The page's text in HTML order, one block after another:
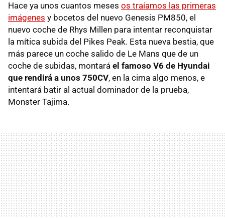
Hace ya unos cuantos meses os traíamos las primeras
imágenes y bocetos del nuevo Genesis PM850, el
nuevo coche de Rhys Millen para intentar reconquistar
la mítica subida del Pikes Peak. Esta nueva bestia, que
más parece un coche salido de Le Mans que de un
coche de subidas, montará el famoso V6 de Hyundai
que rendirá a unos 750CV, en la cima algo menos, e
intentará batir al actual dominador de la prueba,
Monster Tajima.